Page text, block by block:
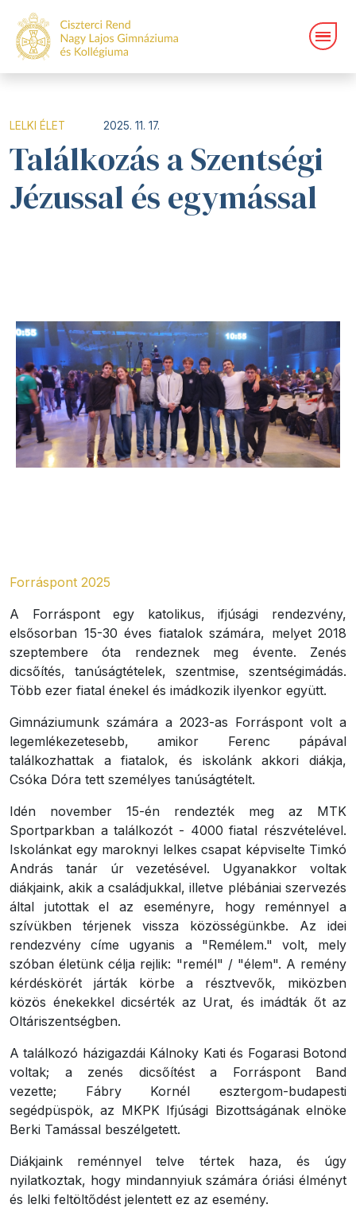
LELKI ÉLET 2025. 11. 17.
Találkozás a Szentségi
Jézussal és egymással
Forráspont 2025
A Forráspont egy katolikus, ifjúsági rendezvény,
elsősorban 15-30 éves fiatalok számára, melyet 2018
szeptembere óta rendeznek meg évente. Zenés
dicsőítés, tanúságtételek, szentmise, szentségimádás.
Több ezer fiatal énekel és imádkozik ilyenkor együtt.
Gimnáziumunk számára a 2023-as Forráspont volt a
legemlékezetesebb, amikor Ferenc pápával
találkozhattak a fiatalok, és iskolánk akkori diákja,
Csóka Dóra tett személyes tanúságtételt.
Idén november 15-én rendezték meg az MTK
Sportparkban a találkozót - 4000 fiatal részvételével.
Iskolánkat egy maroknyi lelkes csapat képviselte Timkó
András tanár úr vezetésével. Ugyanakkor voltak
diákjaink, akik a családjukkal, illetve plébániai szervezés
által jutottak el az eseményre, hogy reménnyel a
szívükben térjenek vissza közösségünkbe. Az idei
rendezvény címe ugyanis a "Remélem." volt, mely
szóban életünk célja rejlik: "remél" / "élem". A remény
kérdéskörét járták körbe a résztvevők, miközben
közös énekekkel dicsérték az Urat, és imádták őt az
Oltáriszentségben.
A találkozó házigazdái Kálnoky Kati és Fogarasi Botond
voltak; a zenés dicsőítést a Forráspont Band
vezette; Fábry Kornél esztergom-budapesti
segédpüspök, az MKPK Ifjúsági Bizottságának elnöke
Berki Tamással beszélgetett.
Diákjaink reménnyel telve tértek haza, és úgy
nyilatkoztak, hogy mindannyiuk számára óriási élményt
és lelki feltöltődést jelentett ez az esemény.